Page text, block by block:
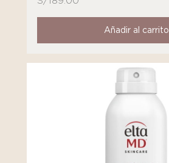
Añadir al carrito